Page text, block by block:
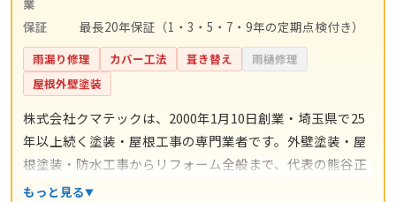
保証
最長20年保証（1・3・5・7・9年の定期点検付き）
雨漏り修理 カバー工法 葺き替え
雨樋修理
屋根外壁塗装
株式会社クマテックは、2000年1月10日創業・埼玉県で25
年以上続く塗装・屋根工事の専門業者です。外壁塗装・屋
根塗装・防水工事からリフォーム全般まで、代表の熊谷正
幸氏のもと自社職人が完全施工。施工後は最長20年の保証
もっと見る